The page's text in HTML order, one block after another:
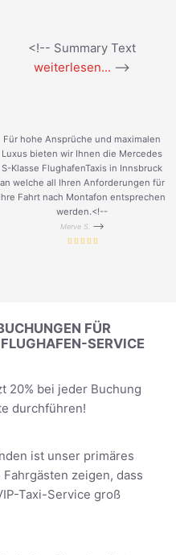
<!-- Summary Text
weiterlesen... -->
Für hohe Ansprüche und maximalen
Luxus bieten wir Ihnen die Mercedes
S-Klasse FlughafenTaxis in Innsbruck
an welche all Ihren Anforderungen für
Ihre Fahrt nach Montafon entsprechen
werden.<!--
Merve S. -->
FÜR
SERVICE
20% bei jeder Buchung
durchführen!
ist unser primäres
zeigen, dass
Taxi-Service groß